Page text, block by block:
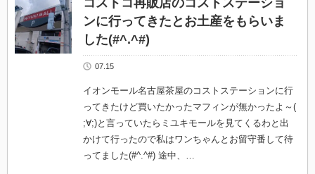
コストコ再販店のコストステーショ
ンに行ってきたとお土産をもらいま
した(#^.^#)
07.15
イオンモール名古屋茶屋のコストステーションに行
ってきたけど買いたかったマフィンが無かったよ～(
;∀;)と言っていたらミユキモールを見てくるわと出
かけて行ったので私はワンちゃんとお留守番して待
ってました(#^.^#) 途中、…